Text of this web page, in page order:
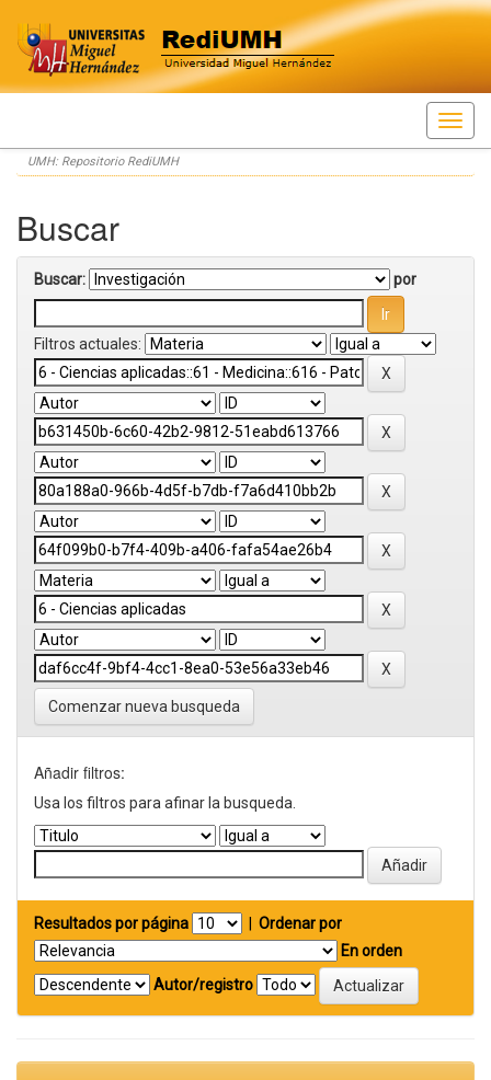
Skip
navigation
UMH: Repositorio RediUMH
Buscar
Buscar: por
Filtros actuales:
Comenzar nueva busqueda
Añadir filtros:
Usa los filtros para afinar la busqueda.
Resultados por página
Ordenar por
En orden
Autor/registro